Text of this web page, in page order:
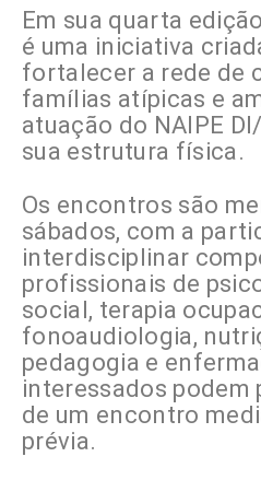
Em sua quarta
é uma iniciativa
fortalecer a rede de
famílias atípicas e
atuação do NAIPE
sua estrutura física.
Os encontros são
sábados, com a
interdisciplinar
profissionais de
social, terapia
fonoaudiologia,
pedagogia e
interessados podem
de um encontro
prévia.